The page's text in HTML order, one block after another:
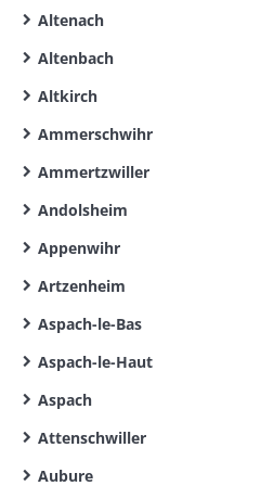
Altenach
Altenbach
Altkirch
Ammerschwihr
Ammertzwiller
Andolsheim
Appenwihr
Artzenheim
Aspach-le-Bas
Aspach-le-Haut
Aspach
Attenschwiller
Aubure